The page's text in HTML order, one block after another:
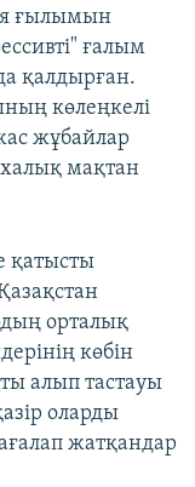
ғылымын
ғалым
қалдырған.
көлеңкелі
жұбайлар
халық мақтан
қатысты
орталық
көбін
алып тастауы
оларды
жатқандар